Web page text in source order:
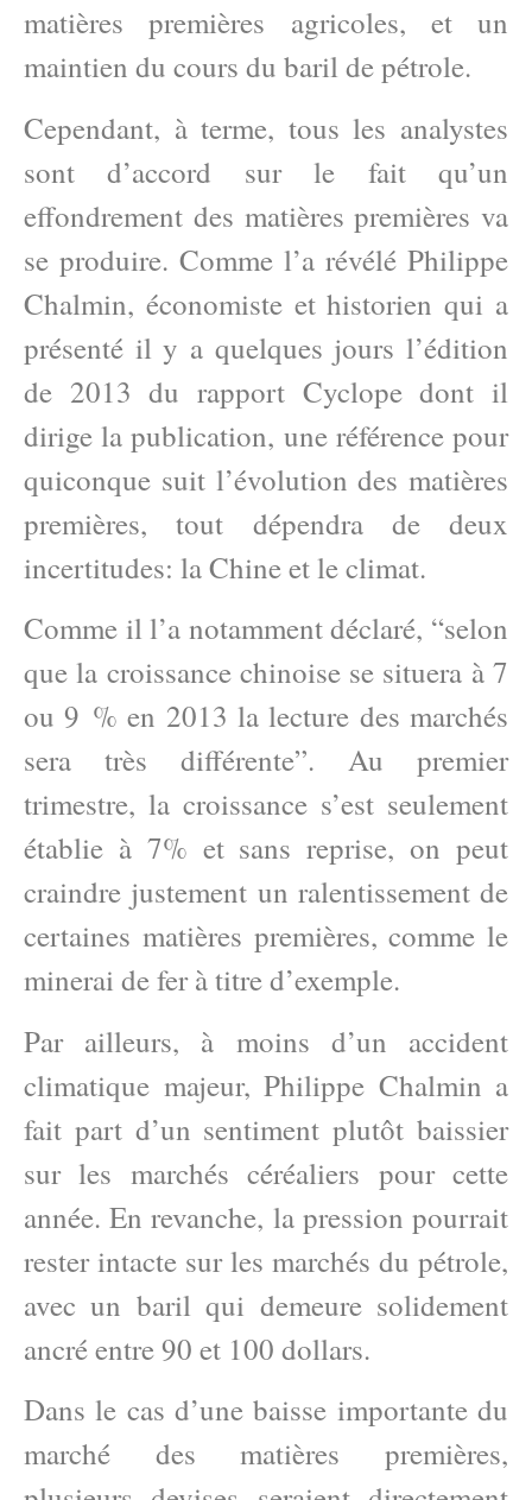
matières premières agricoles, et un
maintien du cours du baril de pétrole.
Cependant, à terme, tous les analystes
sont d’accord sur le fait qu’un
effondrement des matières premières va
se produire. Comme l’a révélé Philippe
Chalmin, économiste et historien qui a
présenté il y a quelques jours l’édition
de 2013 du rapport Cyclope dont il
dirige la publication, une référence pour
quiconque suit l’évolution des matières
premières, tout dépendra de deux
incertitudes: la Chine et le climat.
Comme il l’a notamment déclaré, “selon
que la croissance chinoise se situera à 7
ou 9 % en 2013 la lecture des marchés
sera très différente”. Au premier
trimestre, la croissance s’est seulement
établie à 7% et sans reprise, on peut
craindre justement un ralentissement de
certaines matières premières, comme le
minerai de fer à titre d’exemple.
Par ailleurs, à moins d’un accident
climatique majeur, Philippe Chalmin a
fait part d’un sentiment plutôt baissier
sur les marchés céréaliers pour cette
année. En revanche, la pression pourrait
rester intacte sur les marchés du pétrole,
avec un baril qui demeure solidement
ancré entre 90 et 100 dollars.
Dans le cas d’une baisse importante du
marché des matières premières,